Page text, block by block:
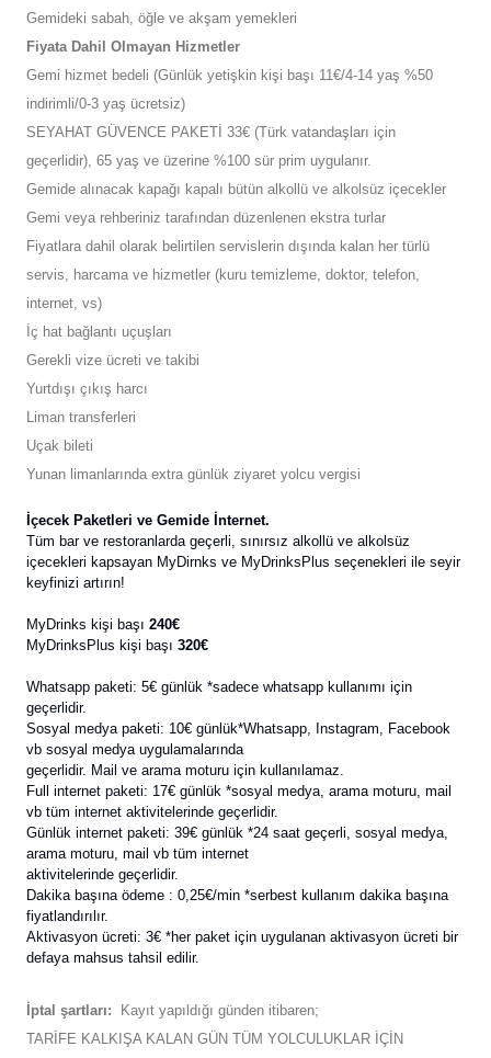
Gemideki sabah, öğle ve akşam yemekleri
Fiyata Dahil Olmayan Hizmetler
Gemi hizmet bedeli (Günlük yetişkin kişi başı 11€/4-14 yaş %50
indirimli/0-3 yaş ücretsiz)
SEYAHAT GÜVENCE PAKETİ 33€ (Türk vatandaşları için
geçerlidir), 65 yaş ve üzerine %100 sür prim uygulanır.
Gemide alınacak kapağı kapalı bütün alkollü ve alkolsüz içecekler
Gemi veya rehberiniz tarafından düzenlenen ekstra turlar
Fiyatlara dahil olarak belirtilen servislerin dışında kalan her türlü
servis, harcama ve hizmetler (kuru temizleme, doktor, telefon,
internet, vs)
İç hat bağlantı uçuşları
Gerekli vize ücreti ve takibi
Yurtdışı çıkış harcı
Liman transferleri
Uçak bileti
Yunan limanlarında extra günlük ziyaret yolcu vergisi
İçecek Paketleri ve Gemide İnternet.
Tüm bar ve restoranlarda geçerli, sınırsız alkollü ve alkolsüz
içecekleri kapsayan MyDirnks ve MyDrinksPlus seçenekleri ile seyir
keyfinizi artırın!
MyDrinks kişi başı 240€
MyDrinksPlus kişi başı 320€
Whatsapp paketi: 5€ günlük *sadece whatsapp kullanımı için
geçerlidir.
Sosyal medya paketi: 10€ günlük*Whatsapp, Instagram, Facebook
vb sosyal medya uygulamalarında
geçerlidir. Mail ve arama moturu için kullanılamaz.
Full internet paketi: 17€ günlük *sosyal medya, arama moturu, mail
vb tüm internet aktivitelerinde geçerlidir.
Günlük internet paketi: 39€ günlük *24 saat geçerli, sosyal medya,
arama moturu, mail vb tüm internet
aktivitelerinde geçerlidir.
Dakika başına ödeme : 0,25€/min *serbest kullanım dakika başına
fiyatlandırılır.
Aktivasyon ücreti: 3€ *her paket için uygulanan aktivasyon ücreti bir
defaya mahsus tahsil edilir.
İptal şartları:
Kayıt yapıldığı günden itibaren;
TARİFE KALKIŞA KALAN GÜN TÜM YOLCULUKLAR İÇİN